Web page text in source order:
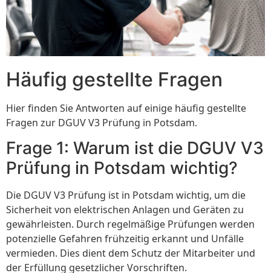
Häufig gestellte Fragen
Hier finden Sie Antworten auf einige häufig gestellte
Fragen zur DGUV V3 Prüfung in Potsdam.
Frage 1: Warum ist die DGUV V3
Prüfung in Potsdam wichtig?
Die DGUV V3 Prüfung ist in Potsdam wichtig, um die
Sicherheit von elektrischen Anlagen und Geräten zu
gewährleisten. Durch regelmäßige Prüfungen werden
potenzielle Gefahren frühzeitig erkannt und Unfälle
vermieden. Dies dient dem Schutz der Mitarbeiter und
der Erfüllung gesetzlicher Vorschriften.